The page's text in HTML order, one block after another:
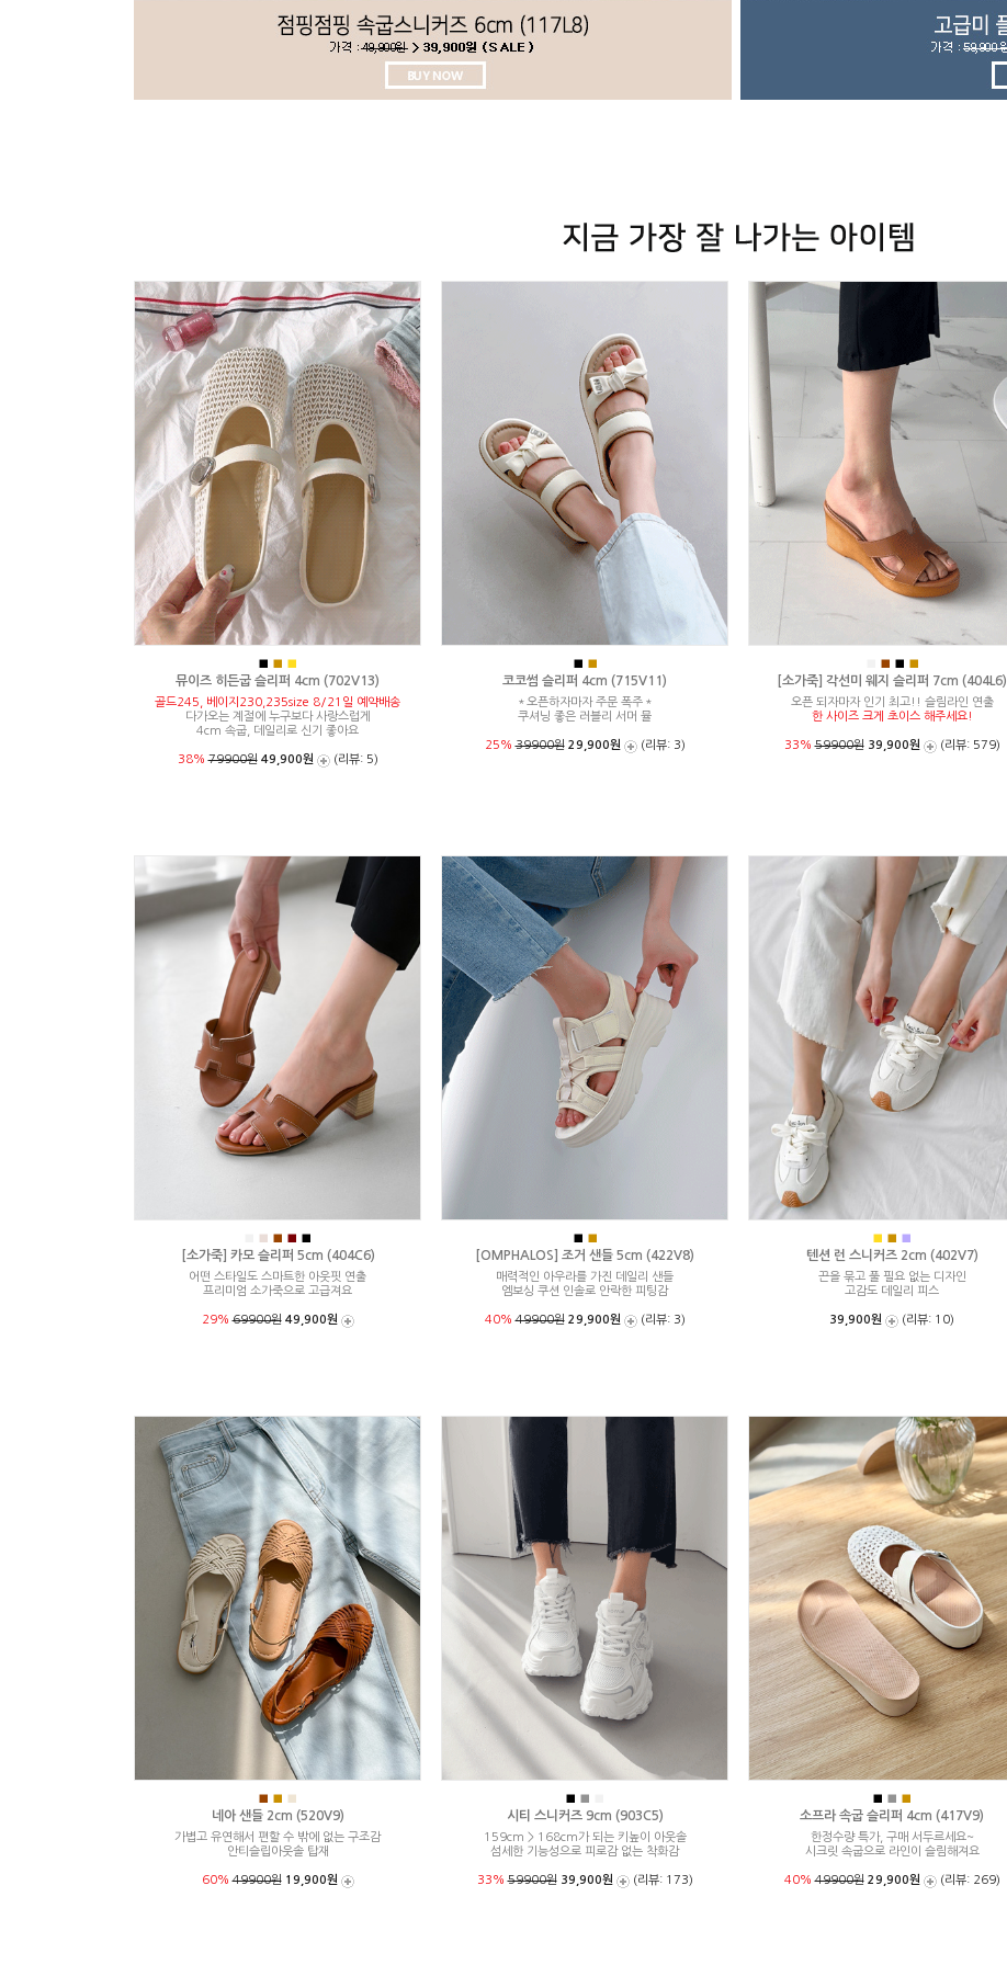
■ ■ ■
뮤이즈 히든굽 슬리퍼 4cm (702V13)
골드245, 베이지230,235size 8/21일 예약배송
다가오는 계절에 누구보다 사랑스럽게
4cm 속굽, 데일리로 신기 좋아요
38%79900원 49,900원 (리뷰: 5)
■ ■
코코썸 슬리퍼 4cm (715V11)
＊오픈하자마자 주문 폭주＊
쿠셔닝 좋은 러블리 서머 뮬
25%39900원 29,900원 (리뷰: 3)
■ ■ ■
[소가죽] 각선미 웨지 슬리퍼 7cm (404L6)
오픈 되자마자 인기 최고!! 슬림라인 연출
한 사이즈 크게 초이스 해주세요!
33%59900원 39,900원 (리뷰: 579)
■ ■ ■
[소가죽] 카모 슬리퍼 5cm (404C6)
어떤 스타일도 스마트한 아웃핏 연출
프리미엄 소가죽으로 고급져요
29%69900원 49,900원
■ ■
[OMPHALOS] 조거 샌들 5cm (422V8)
매력적인 아우라를 가진 데일리 샌들
엠보싱 쿠션 인솔로 안락한 피팅감
40%49900원 29,900원 (리뷰: 3)
■ ■ ■
텐션 런 스니커즈 2cm (402V7)
끈을 묶고 풀 필요 없는 디자인
고감도 데일리 피스
39,900원 (리뷰: 10)
■ ■
네아 샌들 2cm (520V9)
가볍고 유연해서 편할 수 밖에 없는 구조감
안티슬립아웃솔 탑재
60%49900원 19,900원
■ ■
시티 스니커즈 9cm (903C5)
159cm > 168cm가 되는 키높이 아웃솔
섬세한 기능성으로 피로감 없는 착화감
33%59900원 39,900원 (리뷰: 173)
■ ■ ■
소프라 속굽 슬리퍼 4cm (417V9)
한정수량 특가, 구매 서두르세요~
시크릿 속굽으로 라인이 슬림해져요
40%49900원 29,900원 (리뷰: 269)